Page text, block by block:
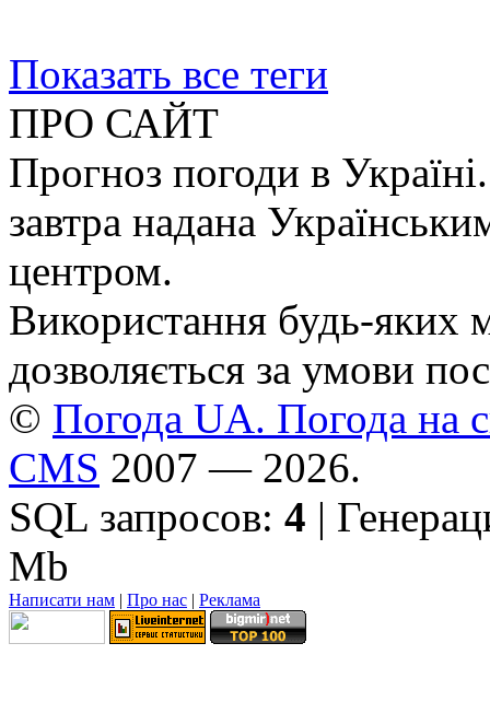
Показать все теги
ПРО САЙТ
Прогноз погоди в
завтра надана
центром.
Використання будь-яких
дозволяється за умови
© Погода UA. Погода на
CMS 2007 — 2026.
SQL запросов: 4 |
Mb
Написати нам | Про нас | Реклама